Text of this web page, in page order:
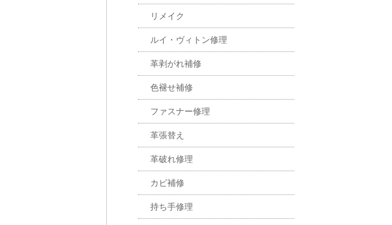
リメイク
ルイ・ヴィトン修理
革剥がれ補修
色褪せ補修
ファスナー修理
革張替え
革破れ修理
カビ補修
持ち手修理